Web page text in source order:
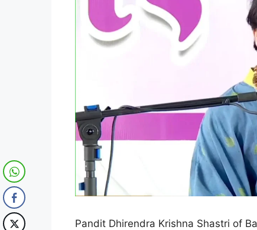
Pandit Dhirendra Krishna Shastri of